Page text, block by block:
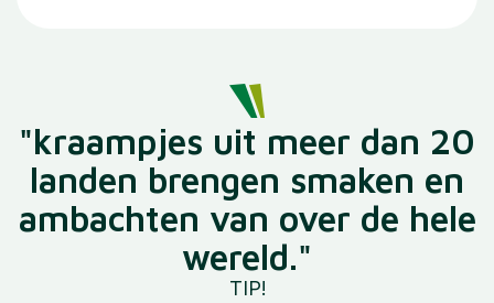
"kraampjes uit meer dan 20
landen brengen smaken en
ambachten van over de hele
wereld."
TIP!